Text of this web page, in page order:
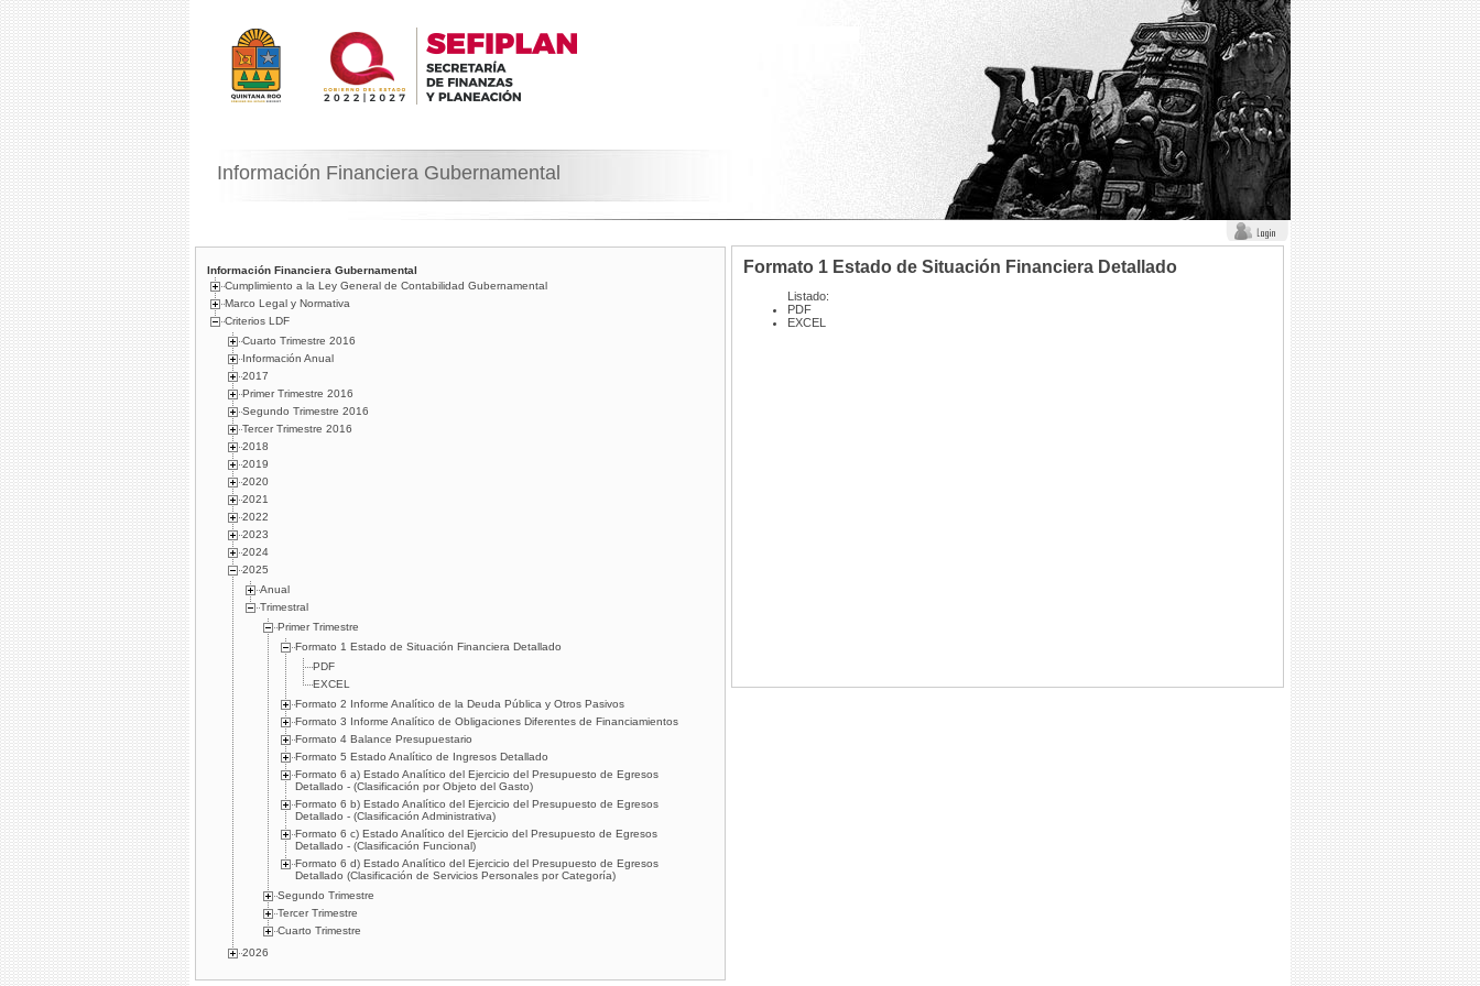
Información Financiera Gubernamental
Información Financiera Gubernamental
Cumplimiento a la Ley General de Contabilidad Gubernamental
Marco Legal y Normativa
Criterios LDF
Cuarto Trimestre 2016
Información Anual
2017
Primer Trimestre 2016
Segundo Trimestre 2016
Tercer Trimestre 2016
2018
2019
2020
2021
2022
2023
2024
2025
Anual
Trimestral
Primer Trimestre
Formato 1 Estado de Situación Financiera Detallado
PDF
EXCEL
Formato 2 Informe Analítico de la Deuda Pública y Otros Pasivos
Formato 3 Informe Analítico de Obligaciones Diferentes de Financiamientos
Formato 4 Balance Presupuestario
Formato 5 Estado Analítico de Ingresos Detallado
Formato 6 a) Estado Analítico del Ejercicio del Presupuesto de Egresos
Detallado - (Clasificación por Objeto del Gasto)
Formato 6 b) Estado Analítico del Ejercicio del Presupuesto de Egresos
Detallado - (Clasificación Administrativa)
Formato 6 c) Estado Analítico del Ejercicio del Presupuesto de Egresos
Detallado - (Clasificación Funcional)
Formato 6 d) Estado Analítico del Ejercicio del Presupuesto de Egresos
Detallado (Clasificación de Servicios Personales por Categoría)
Segundo Trimestre
Tercer Trimestre
Cuarto Trimestre
2026
Formato 1 Estado de Situación Financiera Detallado
Listado:
PDF
EXCEL